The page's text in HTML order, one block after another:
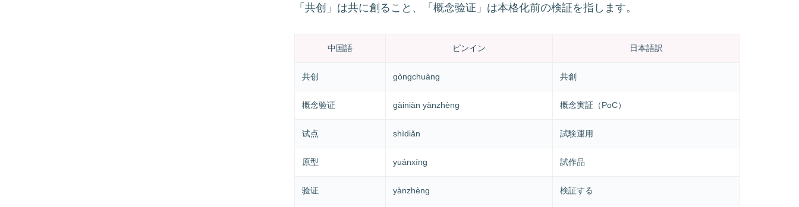
「共创」は共に創ること、「概念验证」は本格化前の検証を指します。
中国語 ピンイン 日本語訳
共创 gòngchuàng 共創
概念验证 gàiniàn yànzhèng 概念実証（PoC）
试点 shìdiǎn 試験運用
原型 yuánxíng 試作品
验证 yànzhèng 検証する